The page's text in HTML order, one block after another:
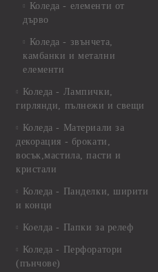
Коледа - елементи от
дърво
Коледа - звънчета,
камбанки и метални
елементи
Коледа - Лампички,
гирлянди, пълнежи и свещи
Коледа - Материали за
декорация - брокати,
восък,мастила, пасти и
кристали
Коледа - Панделки, ширити
и конци
Коелда - Папки за релеф
Коледа - Перфоратори
(пънчове)